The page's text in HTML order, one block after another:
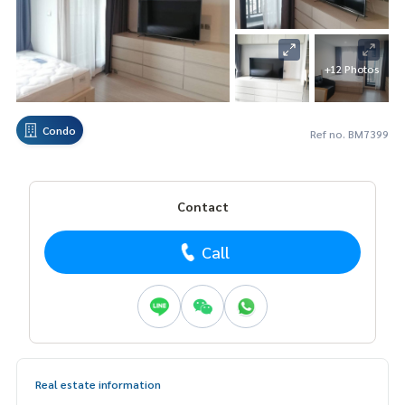
+12 Photos
Condo Ref no. BM7399
Contact
Call
Real estate information